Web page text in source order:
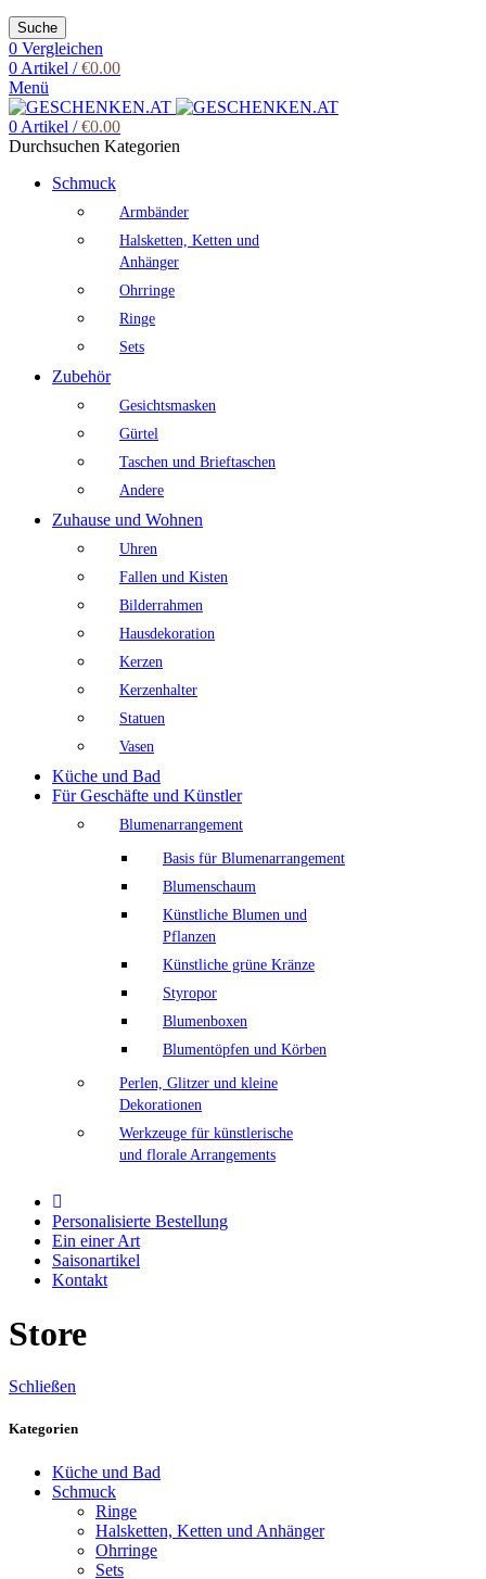
Suche
0 Vergleichen
0Artikel / €0.00
Menü
0Artikel / €0.00
Durchsuchen Kategorien
Schmuck
Armbänder
Halsketten, Ketten und
Anhänger
Ohrringe
Ringe
Sets
Zubehör
Gesichtsmasken
Gürtel
Taschen und Brieftaschen
Andere
Zuhause und Wohnen
Uhren
Fallen und Kisten
Bilderrahmen
Hausdekoration
Kerzen
Kerzenhalter
Statuen
Vasen
Küche und Bad
Für Geschäfte und Künstler
Blumenarrangement
Basis für Blumenarrangement
Blumenschaum
Künstliche Blumen und
Pflanzen
Künstliche grüne Kränze
Styropor
Blumenboxen
Blumentöpfen und Körben
Perlen, Glitzer und kleine
Dekorationen
Werkzeuge für künstlerische
und florale Arrangements
Personalisierte Bestellung
Ein einer Art
Saisonartikel
Kontakt
Store
Schließen
Kategorien
Küche und Bad
Schmuck
Ringe
Halsketten, Ketten und Anhänger
Ohrringe
Sets